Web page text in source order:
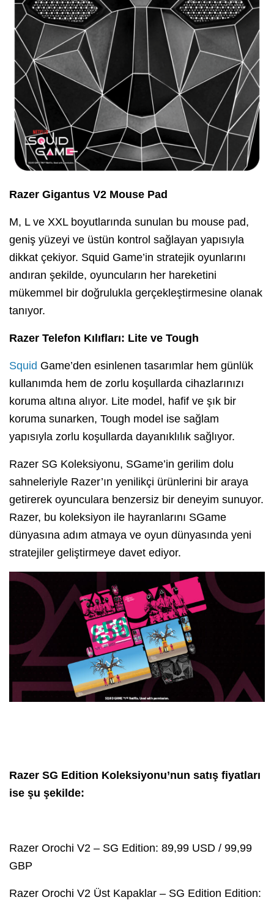
Razer Gigantus V2 Mouse Pad
M, L ve XXL boyutlarında sunulan bu mouse pad,
geniş yüzeyi ve üstün kontrol sağlayan yapısıyla
dikkat çekiyor. Squid Game’in stratejik oyunlarını
andıran şekilde, oyuncuların her hareketini
mükemmel bir doğrulukla gerçekleştirmesine olanak
tanıyor.
Razer Telefon Kılıfları: Lite ve Tough
Squid Game’den esinlenen tasarımlar hem günlük
kullanımda hem de zorlu koşullarda cihazlarınızı
koruma altına alıyor. Lite model, hafif ve şık bir
koruma sunarken, Tough model ise sağlam
yapısıyla zorlu koşullarda dayanıklılık sağlıyor.
Razer SG Koleksiyonu, SGame’in gerilim dolu
sahneleriyle Razer’ın yenilikçi ürünlerini bir araya
getirerek oyunculara benzersiz bir deneyim sunuyor.
Razer, bu koleksiyon ile hayranlarını SGame
dünyasına adım atmaya ve oyun dünyasında yeni
stratejiler geliştirmeye davet ediyor.
Razer SG Edition Koleksiyonu’nun satış fiyatları
ise şu şekilde:
Razer Orochi V2 – SG Edition: 89,99 USD / 99,99
GBP
Razer Orochi V2 Üst Kapaklar – SG Edition Edition: